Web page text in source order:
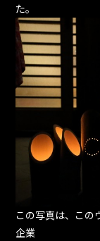
た。
この写真は、この
企業